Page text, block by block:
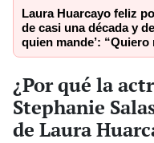
Laura Huarcayo feliz
de casi una década y
quien mande’:
¿Por qué la
Stephanie
de Laura